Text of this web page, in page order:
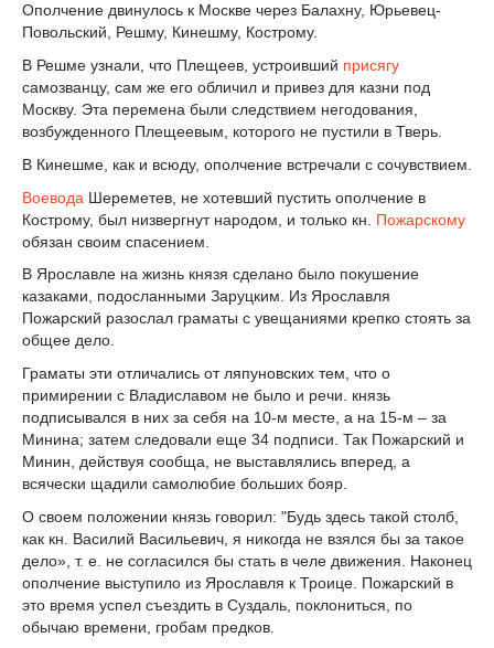
Ополчение двинулось к Москве через Балахну, Юрьевец-
Повольский, Решму, Кинешму, Кострому.
В Решме узнали, что Плещеев, устроивший присягу
самозванцу, сам же его обличил и привез для казни под
Москву. Эта перемена были следствием негодования,
возбужденного Плещеевым, которого не пустили в Тверь.
В Кинешме, как и всюду, ополчение встречали с сочувствием.
Воевода Шереметев, не хотевший пустить ополчение в
Кострому, был низвергнут народом, и только кн. Пожарскому
обязан своим спасением.
В Ярославле на жизнь князя сделано было покушение
казаками, подосланными Заруцким. Из Ярославля
Пожарский разослал граматы с увещаниями крепко стоять за
общее дело.
Граматы эти отличались от ляпуновских тем, что о
примирении с Владиславом не было и речи. князь
подписывался в них за себя на 10-м месте, а на 15-м – за
Минина; затем следовали еще 34 подписи. Так Пожарский и
Минин, действуя сообща, не выставлялись вперед, а
всячески щадили самолюбие больших бояр.
О своем положении князь говорил: "Будь здесь такой столб,
как кн. Василий Васильевич, я никогда не взялся бы за такое
дело», т. е. не согласился бы стать в челе движения. Наконец
ополчение выступило из Ярославля к Троице. Пожарский в
это время успел съездить в Суздаль, поклониться, по
обычаю времени, гробам предков.